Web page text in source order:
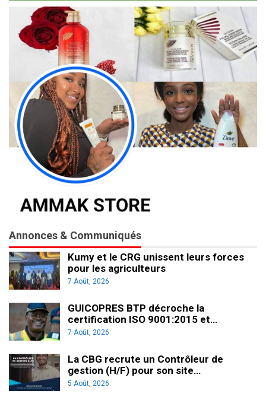
Annonces & Communiqués
Kumy et le CRG unissent leurs forces
pour les agriculteurs
7 Août, 2026
GUICOPRES BTP décroche la
certification ISO 9001:2015 et…
7 Août, 2026
La CBG recrute un Contrôleur de
gestion (H/F) pour son site…
5 Août, 2026